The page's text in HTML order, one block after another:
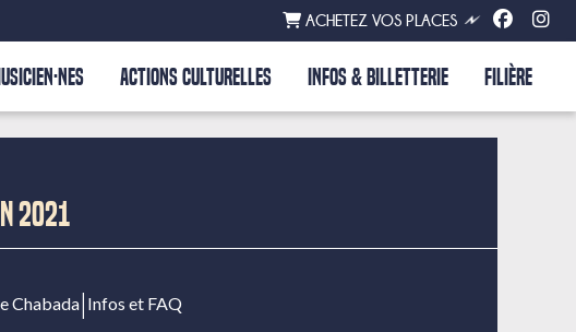
ACHETEZ VOS PLACES
ACTIONS CULTURELLES INFOS & BILLETTERIE FILIÈRE
2021
Chabada| Infos et FAQ